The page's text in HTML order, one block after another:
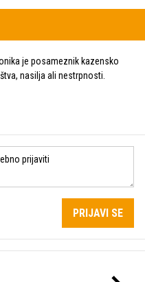
je posameznik kazensko
nasilja ali nestrpnosti.
PRIJAVI SE